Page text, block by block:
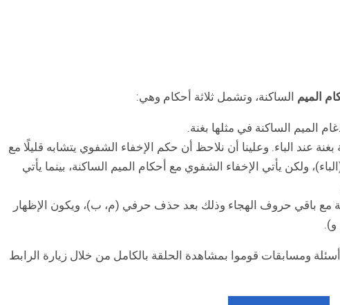
الميم الساكنة، وتشمل ثلاثة أحكام وهي:
الميم الساكنة في مثلها بغنة.
عند الباء. وعلينا أن نلاحظ أن حكم الإخفاء الشفوي يتشابه قليلًا مع
ولكن يأتي الإخفاء الشفوي مع أحكام الميم الساكنة، بينما يأتي
مع باقي حروف الهجاء وذلك بعد حذف حرفي (م، ب)، ويكون الإظهار
و).
ومسابقات قوموا بمشاهدة الحلقة بالكامل من خلال زيارة الرابط